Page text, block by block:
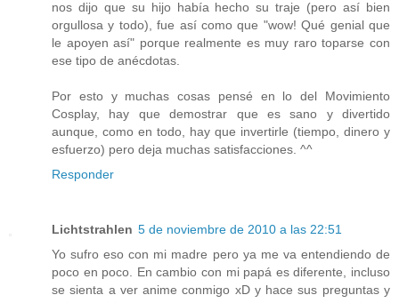
nos dijo que su hijo había hecho su traje (pero así bien
orgullosa y todo), fue así como que "wow! Qué genial que
le apoyen así" porque realmente es muy raro toparse con
ese tipo de anécdotas.
Por esto y muchas cosas pensé en lo del Movimiento
Cosplay, hay que demostrar que es sano y divertido
aunque, como en todo, hay que invertirle (tiempo, dinero y
esfuerzo) pero deja muchas satisfacciones. ^^
Responder
Lichtstrahlen 5 de noviembre de 2010 a las 22:51
Yo sufro eso con mi madre pero ya me va entendiendo de
poco en poco. En cambio con mi papá es diferente, incluso
se sienta a ver anime conmigo xD y hace sus preguntas y